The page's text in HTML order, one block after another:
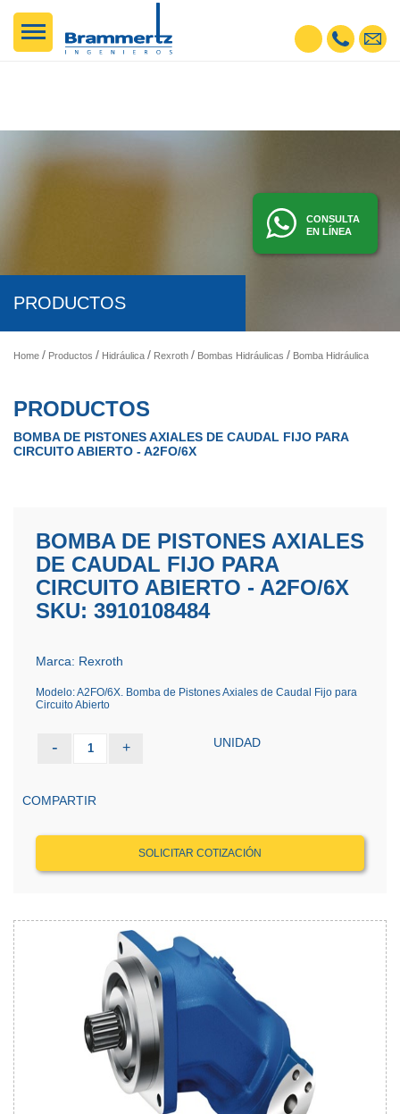
CONSULTA
EN LÍNEA
PRODUCTOS
Home Productos Hidráulica Rexroth Bombas Hidráulicas Bomba Hidráulica de Pistones Axiales
PRODUCTOS
BOMBA DE PISTONES AXIALES DE CAUDAL FIJO PARA
CIRCUITO ABIERTO - A2FO/6X
BOMBA DE PISTONES AXIALES
DE CAUDAL FIJO PARA
CIRCUITO ABIERTO - A2FO/6X
SKU: 3910108484
Marca: Rexroth
Modelo: A2FO/6X. Bomba de Pistones Axiales de Caudal Fijo para
Circuito Abierto
- 1 + UNIDAD
COMPARTIR
SOLICITAR COTIZACIÓN